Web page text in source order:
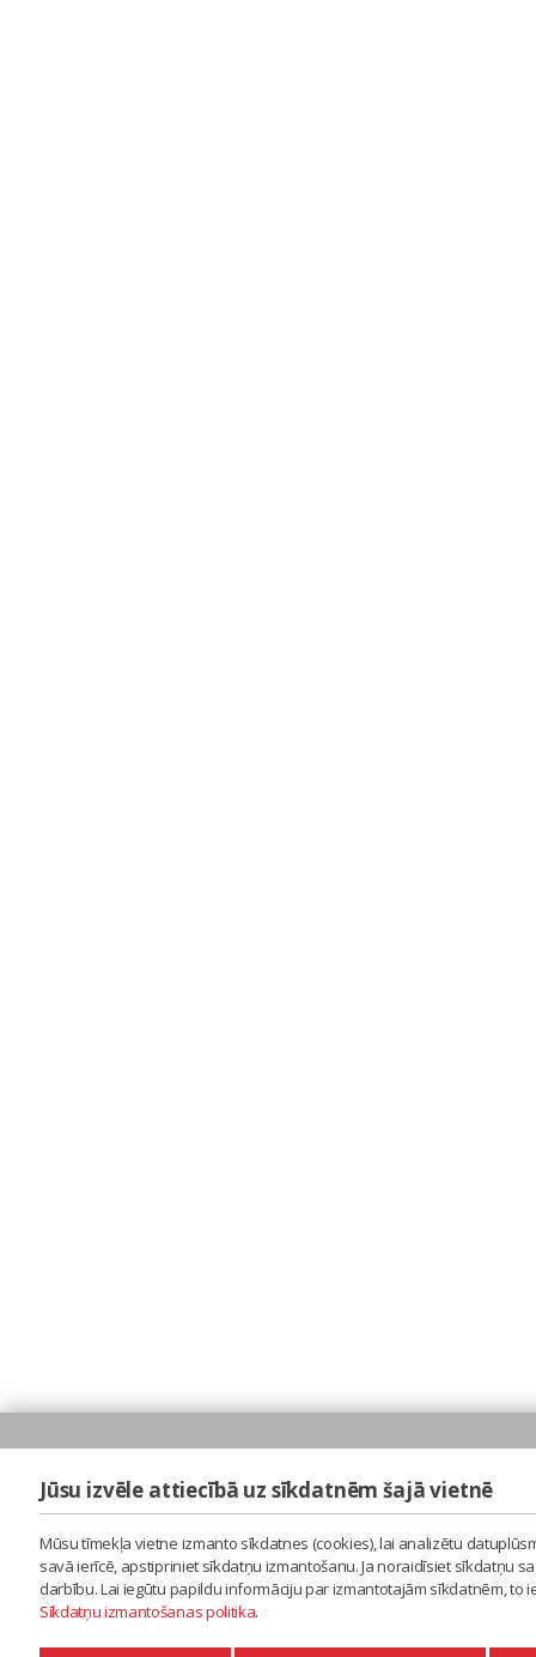
Jūsu izvēle attiecībā uz sīkdatnēm šajā vietnē
Mūsu tīmekļa vietne izmanto sīkdatnes (cookies), lai analizētu
savā ierīcē, apstipriniet sīkdatņu izmantošanu. Ja noraidīsiet sīkdatņu
darbību. Lai iegūtu papildu informāciju par izmantotajām sīkdatnēm,
Sīkdatņu izmantošanas politika.